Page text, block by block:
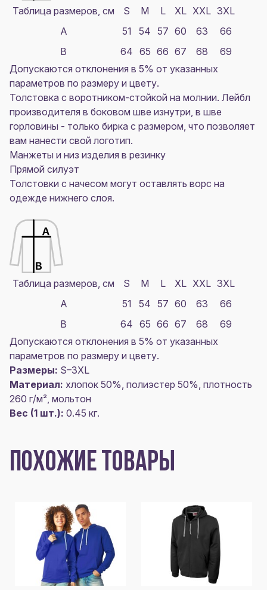
Таблица размеров, см S M L XL XXL 3XL
A
51 54 57 60 63
66
B
64 65 66 67 68
69
Допускаются отклонения в 5% от указанных
параметров по размеру и цвету.
Толстовка с воротником-стойкой на молнии. Лейбл
производителя в боковом шве изнутри, в шве
горловины - только бирка с размером, что позволяет
вам нанести свой логотип.
Манжеты и низ изделия в резинку
Прямой силуэт
Толстовки с начесом могут оставлять ворс на
одежде нижнего слоя.
Таблица размеров, см S M L XL XXL 3XL
A
51 54 57 60 63
66
B
64 65 66 67 68
69
Допускаются отклонения в 5% от указанных
параметров по размеру и цвету.
Размеры: S–3XL
Материал: хлопок 50%, полиэстер 50%, плотность
260 г/м², мольтон
Вес (1 шт.): 0.45 кг.
ПОХОЖИЕ ТОВАРЫ